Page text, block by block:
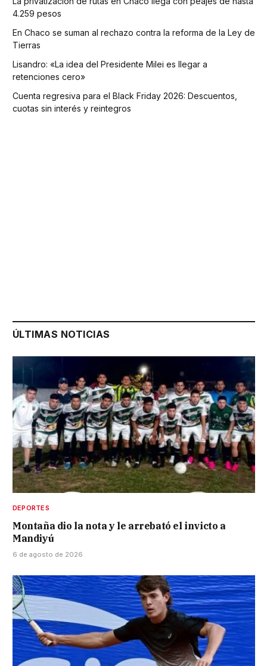
4.259 pesos
En Chaco se suman al rechazo contra la reforma de la Ley de
Tierras
Lisandro: «La idea del Presidente Milei es llegar a
retenciones cero»
Cuenta regresiva para el Black Friday 2026: Descuentos,
cuotas sin interés y reintegros
ÚLTIMAS NOTICIAS
DEPORTES
Montaña dio la nota y le arrebató el invicto a
Mandiyú
6 de agosto de 2026